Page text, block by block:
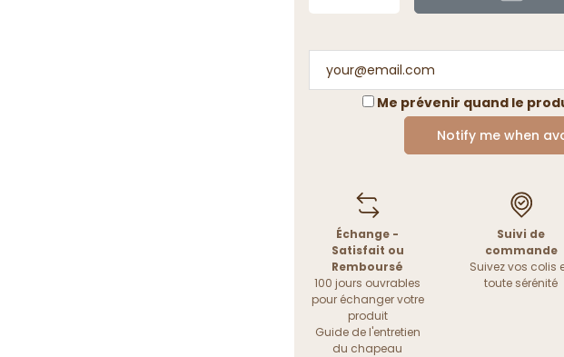
Me prévenir quand le
Notify me when
Échange -
Satisfait ou
Remboursé
100 jours ouvrables
pour échanger votre
produit
Guide de l'entretien
du chapeau
Suivi de
commande
Suivez vos colis
toute sérénité